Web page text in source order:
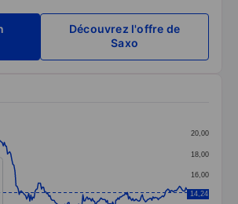
Découvrez l'offre de
Saxo
data points.
X axis displaying categories.
Y axis displaying values. Data14,00
16,00
18,00
20,00
14,24